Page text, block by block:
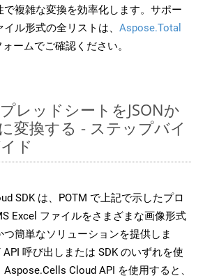
で複雑な変換を効率化します。サポー
ル形式の全リストは、 Aspose.Total
ームでご確認ください。
レッドシートをJSONか
変換する - ステップバイ
ド
SDK は、POTM で上記で示したプロ
Excel ファイルをさまざまな画像形式
つ簡単なソリューションを提供しま
API 呼び出しまたは SDK のいずれを使
Cloud API を使用すると、